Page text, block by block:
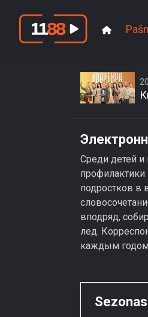
Среди детей и
профилактики
подростков в
вподряд,
лед.
каждым годом
Sezonas